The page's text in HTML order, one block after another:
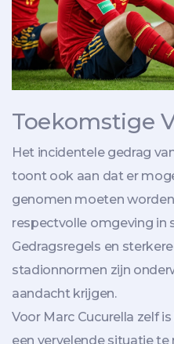
Toekomstige
Het incidentele gedrag
toont ook aan dat er
genomen moeten
respectvolle omgeving in
Gedragsregels en
stadionnormen zijn
aandacht krijgen.
Voor Marc Cucurella zelf
een vervelende situatie te